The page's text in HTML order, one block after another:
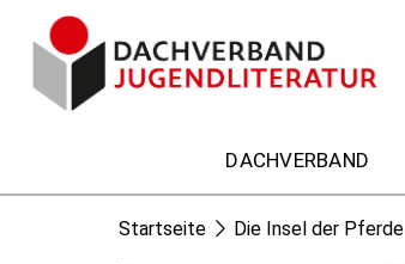
DACHVERBAND
Startseite Die Insel der Pferde